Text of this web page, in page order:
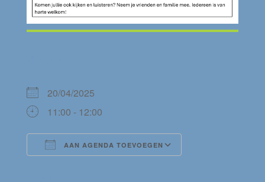
20/04/2025
11:00 - 12:00
AAN AGENDA TOEVOEGEN